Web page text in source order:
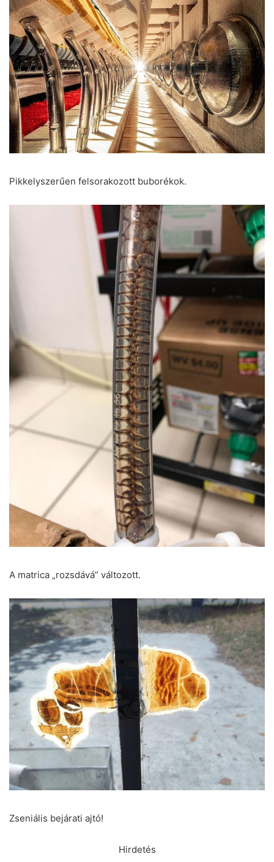
Pikkelyszerűen felsorakozott buborékok.
A matrica „rozsdává” változott.
Zseniális bejárati ajtó!
Hirdetés